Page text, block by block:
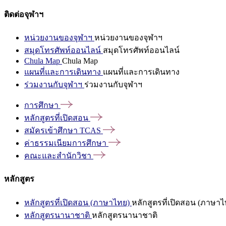
ติดต่อจุฬาฯ
หน่วยงานของจุฬาฯ หน่วยงานของจุฬาฯ
สมุดโทรศัพท์ออนไลน์ สมุดโทรศัพท์ออนไลน์
Chula Map Chula Map
แผนที่และการเดินทาง แผนที่และการเดินทาง
ร่วมงานกับจุฬาฯ ร่วมงานกับจุฬาฯ
การศึกษา
หลักสูตรที่เปิดสอน
สมัครเข้าศึกษา TCAS
ค่าธรรมเนียมการศึกษา
คณะและสำนักวิชา
หลักสูตร
หลักสูตรที่เปิดสอน (ภาษาไทย) หลักสูตรที่เปิดสอน (ภาษาไ
หลักสูตรนานาชาติ หลักสูตรนานาชาติ